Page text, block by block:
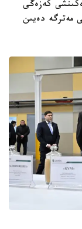
كەزەڭى
بۇل كورسەتكىش 9000 شارشى مەترگە دەيىن